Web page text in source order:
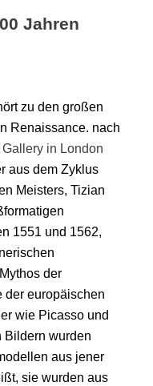
Jahren
zu den großen
Renaissance. nach
in London
aus dem Zyklus
Meisters, Tizian
1551 und 1562,
der
der europäischen
wie Picasso und
Bildern wurden
aus jener
sie wurden aus